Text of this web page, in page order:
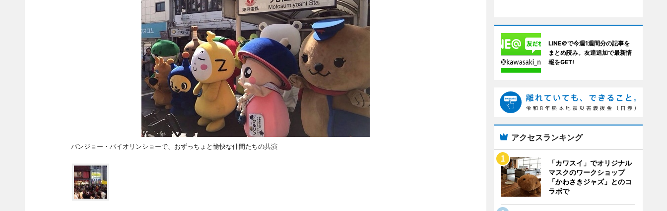
バンジョー・バイオリンショーで、おずっちょと愉快な仲間たちの共演
LINE＠で今週1週間分の記事を
まとめ読み。友達追加で最新情
報をGET!
アクセスランキング
「カワスイ」でオリジナル
マスクのワークショップ
「かわさきジャズ」とのコ
ラボで